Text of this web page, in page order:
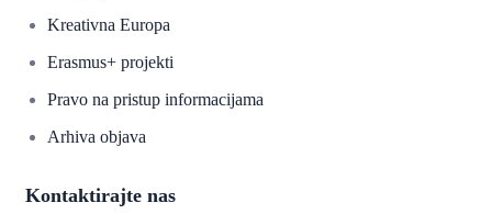
Kreativna Europa
Erasmus+ projekti
​​​​​​​Pravo na pristup informacijama
Arhiva objava
Kontaktirajte nas